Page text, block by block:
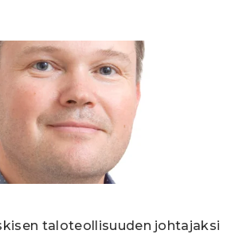
taloteollisuuden johtajaksi